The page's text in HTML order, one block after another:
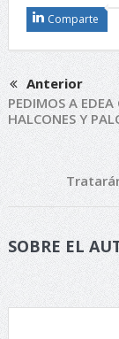
Comparte
Anterior
PEDIMOS A
HALCONES Y
SOBRE EL